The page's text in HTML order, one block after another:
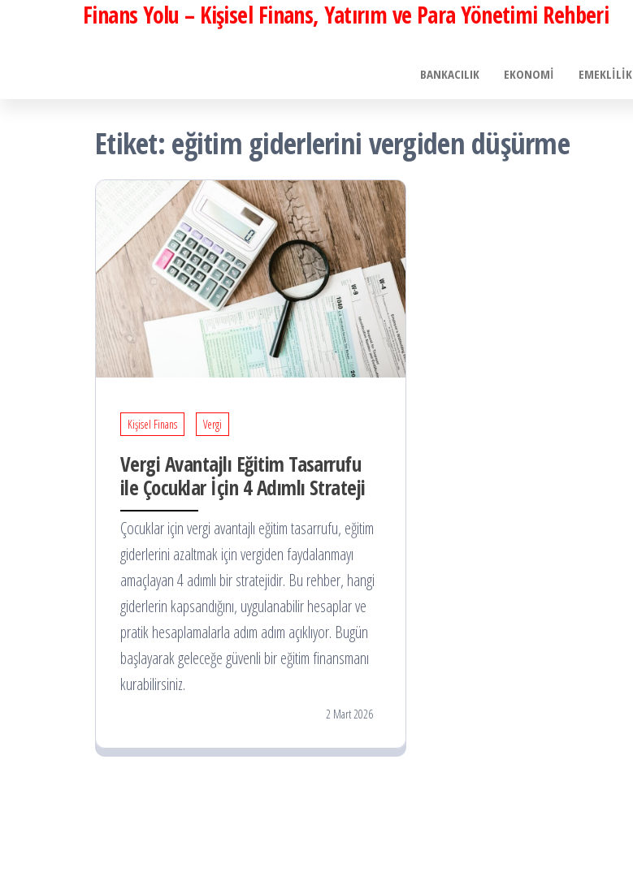
Finans Yolu – Kişisel Finans, Yatırım ve Para Yönetimi Rehberi
BANKACILIK EKONOMI EMEKLILIK
Etiket: eğitim giderlerini vergiden düşürme
Kişisel Finans Vergi
Vergi Avantajlı Eğitim Tasarrufu
ile Çocuklar İçin 4 Adımlı Strateji
Çocuklar için vergi avantajlı eğitim tasarrufu, eğitim
giderlerini azaltmak için vergiden faydalanmayı
amaçlayan 4 adımlı bir stratejidir. Bu rehber, hangi
giderlerin kapsandığını, uygulanabilir hesaplar ve
pratik hesaplamalarla adım adım açıklıyor. Bugün
başlayarak geleceğe güvenli bir eğitim finansmanı
kurabilirsiniz.
2 Mart 2026